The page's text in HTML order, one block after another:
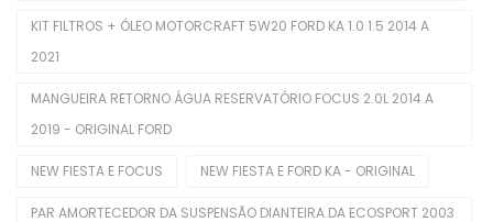
Corpo De Borboleta
Correias Dentadas
Correias Poly V
KIT FILTROS + ÓLEO MOTORCRAFT 5W20 FORD KA 1.0 1.5 2014 A
2021
MANGUEIRA RETORNO ÁGUA RESERVATÓRIO FOCUS 2.0L 2014 A
2019 - ORIGINAL FORD
NEW FIESTA E FOCUS NEW FIESTA E FORD KA - ORIGINAL
PAR AMORTECEDOR DA SUSPENSÃO DIANTEIRA DA ECOSPORT 2003